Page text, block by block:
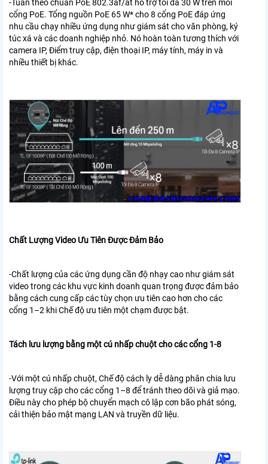
-Tuân theo chuẩn PoE 802.3af/at hỗ trợ tối đa 30 W trên mỗi
cổng PoE. Tổng nguồn PoE 65 W* cho 8 cổng PoE đáp ứng
nhu cầu chạy nhiều ứng dụng như giám sát cho văn phòng, ký
túc xá và các doanh nghiệp nhỏ. Nó hoàn toàn tương thích với
camera IP, Điểm truy cập, điện thoại IP, máy tính, máy in và
nhiều thiết bị khác.
Chất Lượng Video Ưu Tiên Được Đảm Bảo
-Chất lượng của các ứng dụng cần độ nhạy cao như giám sát
video trong các khu vực kinh doanh quan trọng được đảm bảo
bằng cách cung cấp các tùy chọn ưu tiên cao hơn cho các
cổng 1–2 khi Chế độ ưu tiên một chạm được bật.
Tách lưu lượng bằng một cú nhấp chuột cho các cổng 1-8
-Với một cú nhấp chuột, Chế độ cách ly dễ dàng phân chia lưu
lượng truy cập cho các cổng 1–8 để tránh theo dõi và giả mạo.
Điều này cho phép bộ chuyển mạch cô lập cơn bão phát sóng,
cải thiện bảo mật mạng LAN và truyền dữ liệu.